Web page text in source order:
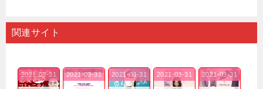
関連サイト
2021-03-31 2021-03-31 2021-03-31 2021-03-31 2021-03-31